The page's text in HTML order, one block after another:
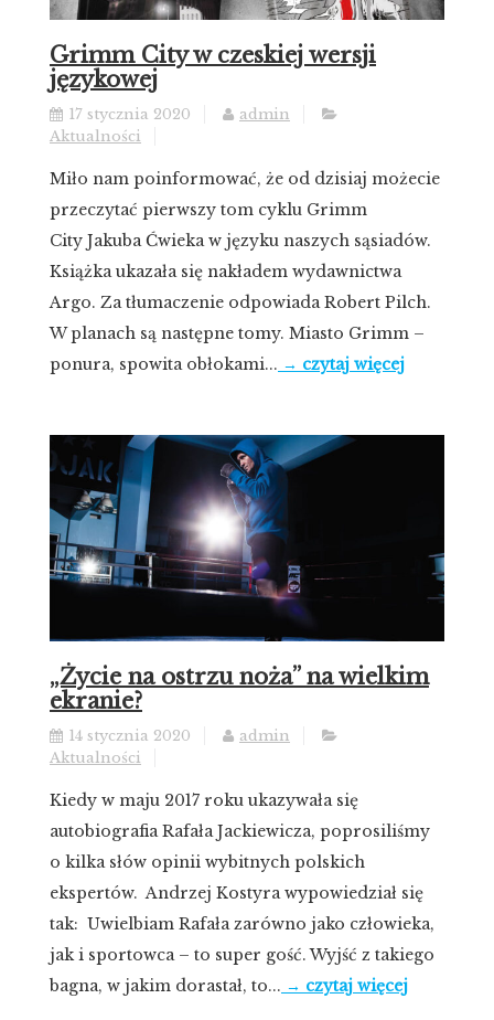
Grimm City w czeskiej wersji
językowej
17 stycznia 2020
admin
Aktualności
Miło nam poinformować, że od dzisiaj możecie
przeczytać pierwszy tom cyklu Grimm
City Jakuba Ćwieka w języku naszych sąsiadów.
Książka ukazała się nakładem wydawnictwa
Argo. Za tłumaczenie odpowiada Robert Pilch.
W planach są następne tomy. Miasto Grimm –
ponura, spowita obłokami... → czytaj więcej
„Życie na ostrzu noża” na wielkim
ekranie?
14 stycznia 2020
admin
Aktualności
Kiedy w maju 2017 roku ukazywała się
autobiografia Rafała Jackiewicza, poprosiliśmy
o kilka słów opinii wybitnych polskich
ekspertów. Andrzej Kostyra wypowiedział się
tak: Uwielbiam Rafała zarówno jako człowieka,
jak i sportowca – to super gość. Wyjść z takiego
bagna, w jakim dorastał, to... → czytaj więcej